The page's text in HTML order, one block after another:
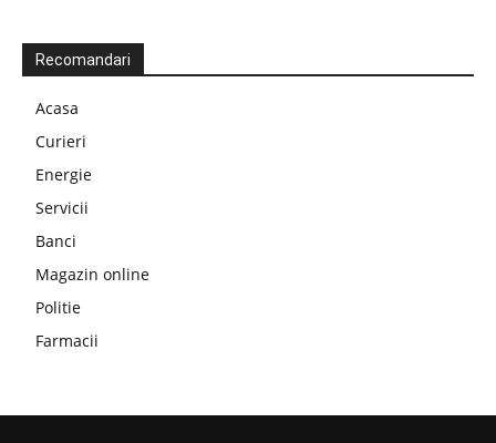
Recomandari
Acasa
Curieri
Energie
Servicii
Banci
Magazin online
Politie
Farmacii